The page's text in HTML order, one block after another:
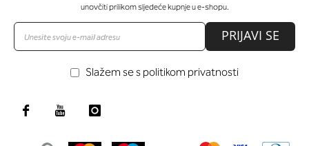
unovčiti prilikom sljedeće kupnje u e-shopu.
PRIJAVI SE
Slažem se s politikom privatnosti